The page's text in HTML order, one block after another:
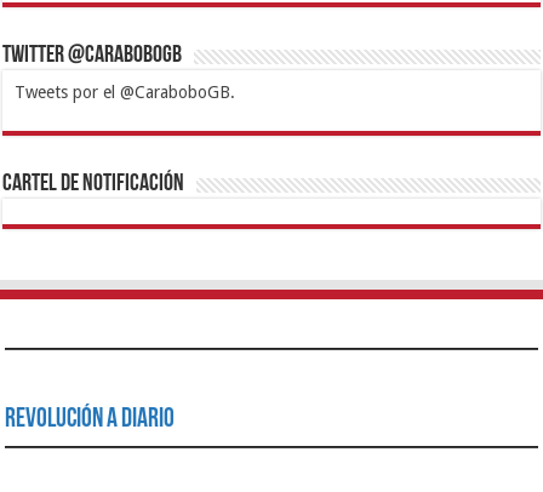
Twitter @CaraboboGB
Tweets por el @CaraboboGB.
1xbetBetturkeyBetistKralbetSupertotobetTipobetMatadorbetMariobet
https://mvbcasino.com/
Cartel de Notificación
Revolución a Diario